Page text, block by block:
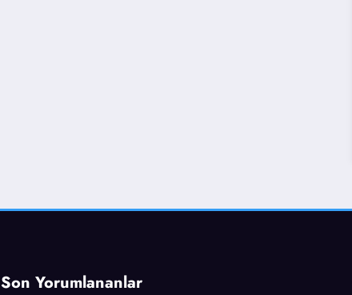
Son Yorumlananlar